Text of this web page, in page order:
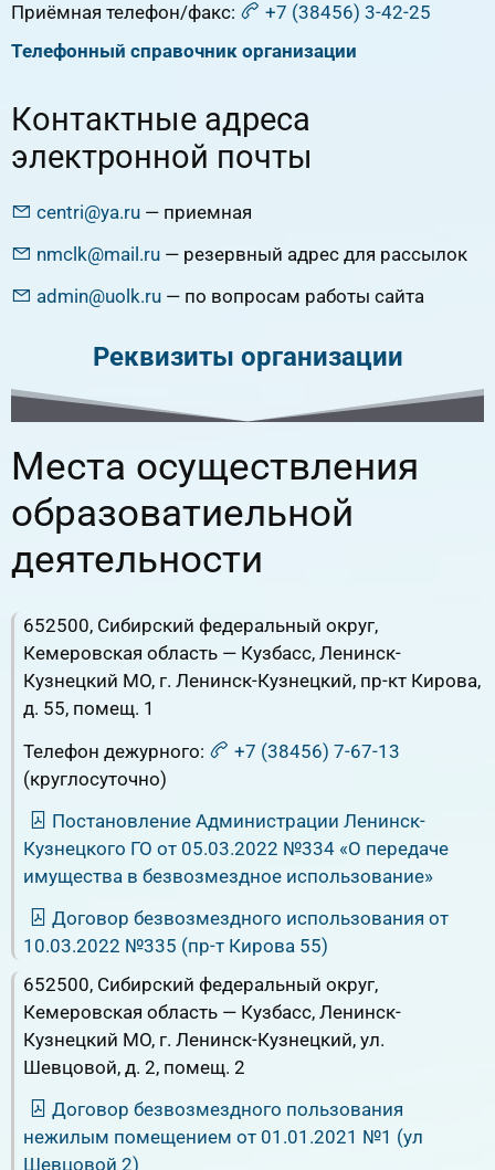
Приёмная телефон/факс:
+7 (38456) 3-42-25
Телефонный справочник организации
Контактные адреса
электронной почты
centri@ya.ru— приемная
nmclk@mail.ru— резервный адрес для рассылок
admin@uolk.ru— по вопросам работы сайта
Реквизиты организации
Места осуществления
образоватиельной
деятельности
652500, Сибирский федеральный округ,
Кемеровская область — Кузбасс, Ленинск-
Кузнецкий МО, г. Ленинск-Кузнецкий, пр-кт Кирова,
д. 55, помещ. 1
Телефон дежурного:
+7 (38456) 7-67-13
(круглосуточно)
Постановление Администрации Ленинск-
Кузнецкого ГО от 05.03.2022 №334 «О передаче
имущества в безвозмездное использование»
Договор безвозмездного использования от
10.03.2022 №335 (пр-т Кирова 55)
652500, Сибирский федеральный округ,
Кемеровская область — Кузбасс, Ленинск-
Кузнецкий МО, г. Ленинск-Кузнецкий, ул.
Шевцовой, д. 2, помещ. 2
Договор безвозмездного пользования
нежилым помещением от 01.01.2021 №1 (ул
Шевцовой 2)